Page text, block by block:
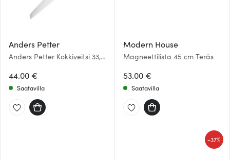
Anders Petter
Anders Petter Kokkiveitsi 33,5
44.00 €
Saatavilla
Modern House
Magneettilista 45 cm Teräs
53.00 €
Saatavilla
-37%